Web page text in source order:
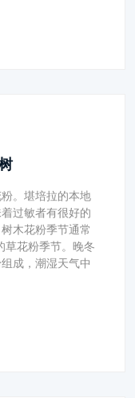
。堪培拉的本地
过敏者有很好的
木花粉季节通常
草花粉季节。晚冬
成，潮湿天气中